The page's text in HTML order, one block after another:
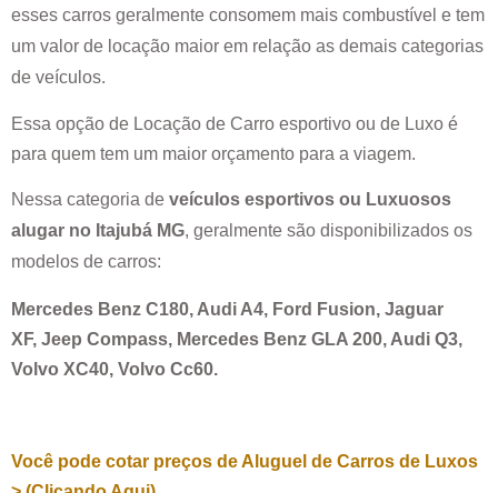
esses carros geralmente consomem mais combustível e tem
um valor de locação maior em relação as demais categorias
de veículos.
Essa opção de Locação de Carro esportivo ou de Luxo é
para quem tem um maior orçamento para a viagem.
Nessa categoria de veículos esportivos ou Luxuosos
alugar no Itajubá MG, geralmente são disponibilizados os
modelos de carros:
Mercedes Benz C180, Audi A4, Ford Fusion, Jaguar
XF, Jeep Compass, Mercedes Benz GLA 200, Audi Q3,
Volvo XC40, Volvo Cc60.
Você pode cotar preços de Aluguel de Carros de Luxos